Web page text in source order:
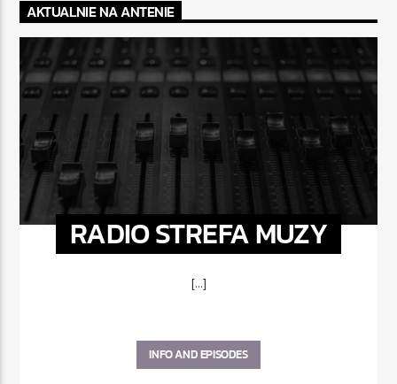
AKTUALNIE NA ANTENIE
RADIO STREFA MUZY
[...]
INFO AND EPISODES